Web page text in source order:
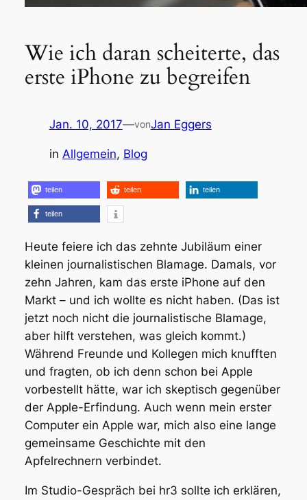
Wie ich daran scheiterte, das
erste iPhone zu begreifen
Jan. 10, 2017—vonJan Eggers
in Allgemein, Blog
teilen teilen teilen
teilen
Heute feiere ich das zehnte Jubiläum einer
kleinen journalistischen Blamage. Damals, vor
zehn Jahren, kam das erste iPhone auf den
Markt – und ich wollte es nicht haben. (Das ist
jetzt noch nicht die journalistische Blamage,
aber hilft verstehen, was gleich kommt.)
Während Freunde und Kollegen mich knufften
und fragten, ob ich denn schon bei Apple
vorbestellt hätte, war ich skeptisch gegenüber
der Apple-Erfindung. Auch wenn mein erster
Computer ein Apple war, mich also eine lange
gemeinsame Geschichte mit den
Apfelrechnern verbindet.
Im Studio-Gespräch bei hr3 sollte ich erklären,